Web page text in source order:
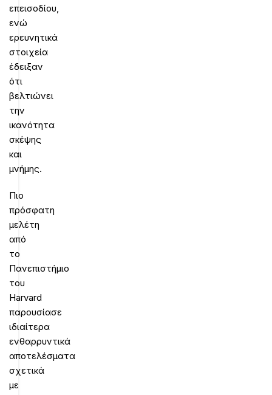
επεισοδίου,
ενώ
ερευνητικά
στοιχεία
έδειξαν
ότι
βελτιώνει
την
ικανότητα
σκέψης
και
μνήμης.
Πιο
πρόσφατη
μελέτη
από
το
Πανεπιστήμιο
του
Harvard
παρουσίασε
ιδιαίτερα
ενθαρρυντικά
αποτελέσματα
σχετικά
με